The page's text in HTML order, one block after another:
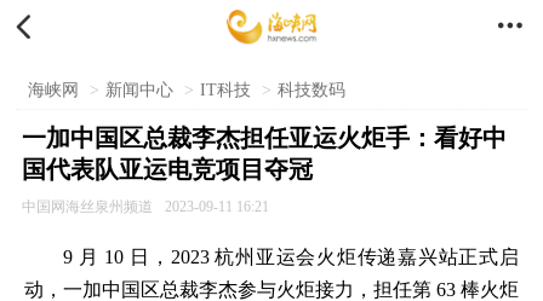
 
海峡网 > 新闻中心 > IT科技 > 科技数码
一加中国区总裁李杰担任亚运火炬手：看好中
国代表队亚运电竞项目夺冠
中国网海丝泉州频道 2023-09-11 16:21
9 月 10 日，2023 杭州亚运会火炬传递嘉兴站正式启
动，一加中国区总裁李杰参与火炬接力，担任第 63 棒火炬